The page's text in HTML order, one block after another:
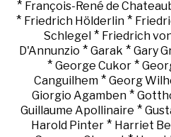
* François-René de
* Friedrich Hölderlin*
Schlegel * Friedrich
D'Annunzio * Garak * Gary
* George Cukor *
Canguilhem * Georg
Giorgio Agamben *
Guillaume Apollinaire *
Harold Pinter* Harriet